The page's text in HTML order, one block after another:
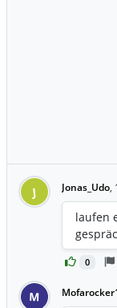
J Jonas_Udo,
0
laufen
M